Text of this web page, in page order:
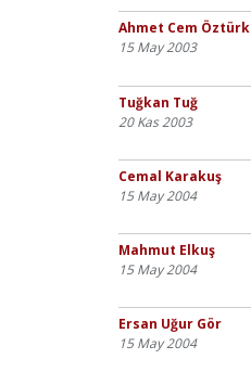
Ahmet Cem Öztürk
15 May 2003
Tuğkan Tuğ
20 Kas 2003
Cemal Karakuş
15 May 2004
Mahmut Elkuş
15 May 2004
Ersan Uğur Gör
15 May 2004